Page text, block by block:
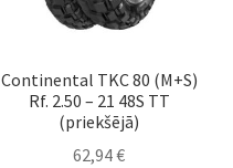
Continental TKC 80 (M+S)
Rf. 2.50 – 21 48S TT
(priekšējā)
62,94€